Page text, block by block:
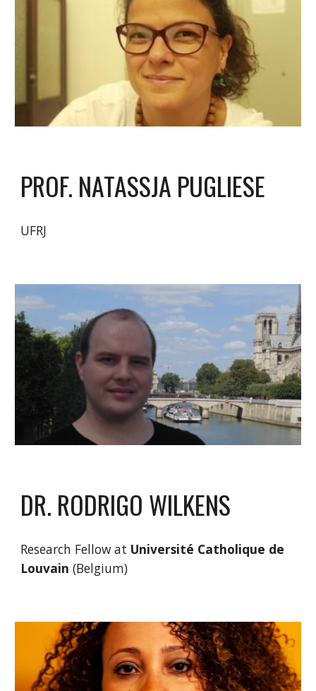
PROF. NATASSJA PUGLIESE
UFRJ
DR. RODRIGO WILKENS
Research Fellow at Université Catholique de
Louvain (Belgium)